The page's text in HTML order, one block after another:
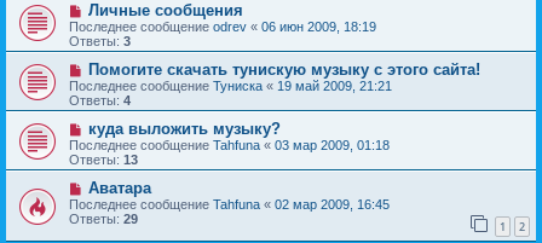
Личные сообщения
Последнее сообщение odrev « 06 июн 2009, 18:19
Ответы: 3
Помогите скачать тунискую музыку с этого сайта!
Последнее сообщение Туниска « 19 май 2009, 21:21
Ответы: 4
куда выложить музыку?
Последнее сообщение Tahfuna « 03 мар 2009, 01:18
Ответы: 13
Аватара
Последнее сообщение Tahfuna « 02 мар 2009, 16:45
Ответы: 29 1 2